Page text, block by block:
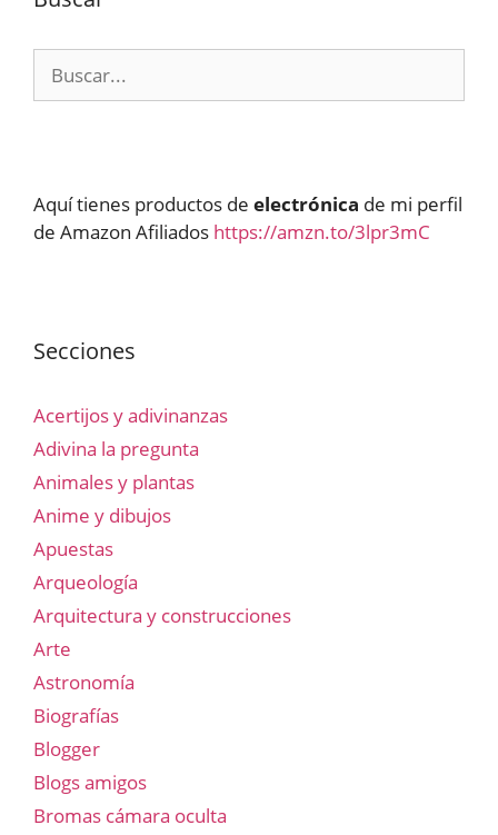
Aquí tienes productos de electrónica de mi perfil
de Amazon Afiliados https://amzn.to/3lpr3mC
Secciones
Acertijos y adivinanzas
Adivina la pregunta
Animales y plantas
Anime y dibujos
Apuestas
Arqueología
Arquitectura y construcciones
Arte
Astronomía
Biografías
Blogger
Blogs amigos
Bromas cámara oculta